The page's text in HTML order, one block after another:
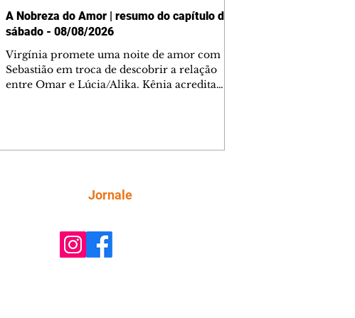
A Nobreza do Amor | resumo do capítulo de
sábado - 08/08/2026
Virgínia promete uma noite de amor com
Sebastião em troca de descobrir a relação
entre Omar e Lúcia/Alika. Kênia acredita
comentam sobre a possível jazida de
tungstênio na região. Virgínia provoca
Jornale